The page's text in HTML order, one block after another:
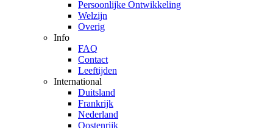
Persoonlijke Ontwikkeling
Welzijn
Overig
Info
FAQ
Contact
Leeftijden
International
Duitsland
Frankrijk
Nederland
Oostenrijk